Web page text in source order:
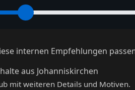
internen Empfehlungen
aus Johanniskirchen
mit weiteren Details und Motiven.